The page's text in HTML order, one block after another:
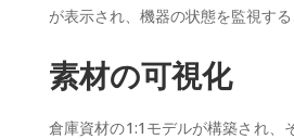
が表示され、機器の状態を監視する
素材の可視化
倉庫資材の1:1モデルが構築され、